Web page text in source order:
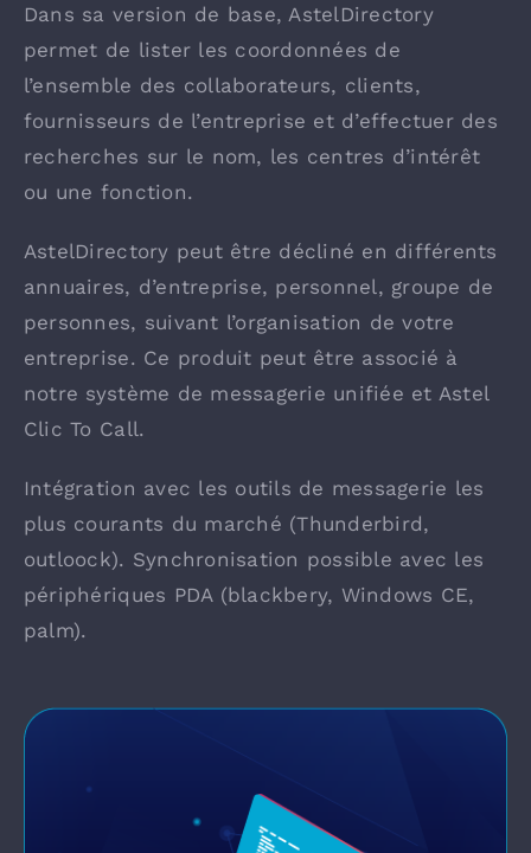
Dans sa version de base, AstelDirectory
permet de lister les coordonnées de
l’ensemble des collaborateurs, clients,
fournisseurs de l’entreprise et d’effectuer des
recherches sur le nom, les centres d’intérêt
ou une fonction.
AstelDirectory peut être décliné en différents
annuaires, d’entreprise, personnel, groupe de
personnes, suivant l’organisation de votre
entreprise. Ce produit peut être associé à
notre système de messagerie unifiée et Astel
Clic To Call.
Intégration avec les outils de messagerie les
plus courants du marché (Thunderbird,
outloock). Synchronisation possible avec les
périphériques PDA (blackbery, Windows CE,
palm).